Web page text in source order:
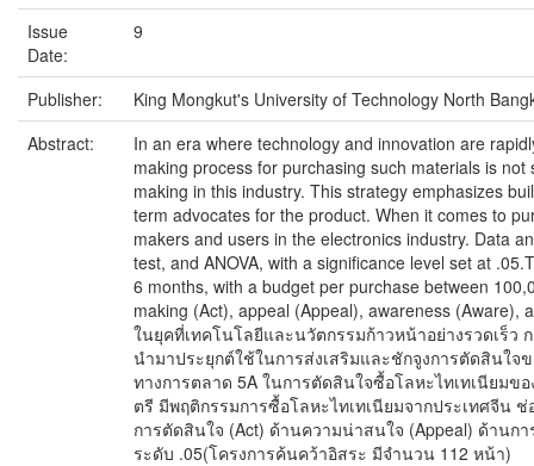
Issue
Date:
9
Publisher:
King Mongkut's University of Technology North
Abstract:
In an era where technology and innovation are
making process for purchasing such materials is
making in this industry. This strategy emphasizes
term advocates for the product. When it comes to
makers and users in the electronics industry. Data
test, and ANOVA, with a significance level set at
6 months, with a budget per purchase between
making (Act), appeal (Appeal), awareness (Aware),
ในยุคที่เทคโนโลยีและนวัตกรรมก้าวหน้าอย่างรวดเร็
นำมาประยุกต์ใช้ในการส่งเสริมและชักจูงการตัดสินใ
ทางการตลาด 5A ในการตัดสินใจซื้อโลหะไทเทเนียม
ตรี มีพฤติกรรมการซื้อโลหะไทเทเนียมจากประเทศจี
การตัดสินใจ (Act) ด้านความน่าสนใจ (Appeal) ด้าน
ระดับ .05(โครงการค้นคว้าอิสระ มีจำนวน 112 หน้า)